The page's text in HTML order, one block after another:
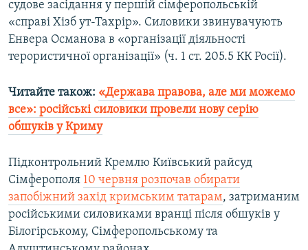
судове засідання у першій сімферопольській
«справі Хізб ут-Тахрір». Силовики звинувачують
Енвера Османова в «організації діяльності
терористичної організації» (ч. 1 ст. 205.5 КК Росії).
Читайте також: «Держава правова, але ми можемо
все»: російські силовики провели нову серію
обшуків у Криму​
Підконтрольний Кремлю Київський райсуд
Сімферополя 10 червня розпочав обирати
запобіжний захід кримським татарам, затриманим
російськими силовиками вранці після обшуків у
Білогірському, Сімферопольському та